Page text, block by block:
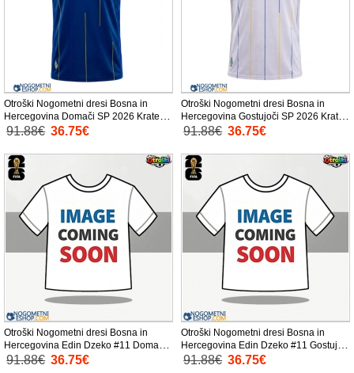
Otroški Nogometni dresi Bosna in
Hercegovina Domači SP 2026 Kratek
Rokav (+ Kratke hlače)
91.88€ 36.75€
Otroški Nogometni dresi Bosna in
Hercegovina Gostujoči SP 2026 Kratek
Rokav (+ Kratke hlače)
91.88€ 36.75€
Otroški Nogometni dresi Bosna in
Hercegovina Edin Dzeko #11 Domači
SP 2026 Kratek Rokav (+ Kratke hlače)
91.88€ 36.75€
Otroški Nogometni dresi Bosna in
Hercegovina Edin Dzeko #11 Gostujoči
SP 2026 Kratek Rokav (+ Kratke hlače)
91.88€ 36.75€